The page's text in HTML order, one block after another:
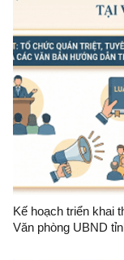
Kế hoạch triển khai
Văn phòng UBND